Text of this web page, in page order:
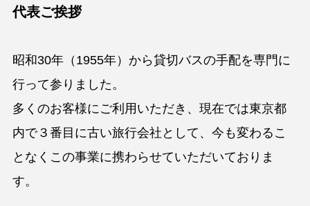
代表ご挨拶
昭和30年（1955年）から貸切バスの手配を専門に
行って参りました。
多くのお客様にご利用いただき、現在では東京都
内で３番目に古い旅行会社として、今も変わるこ
となくこの事業に携わらせていただいておりま
す。